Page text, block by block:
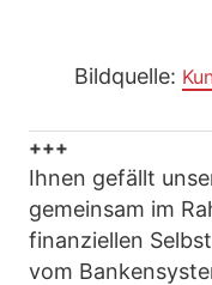
Bildquelle:
+++
Ihnen gefällt
gemeinsam im
finanziellen
vom